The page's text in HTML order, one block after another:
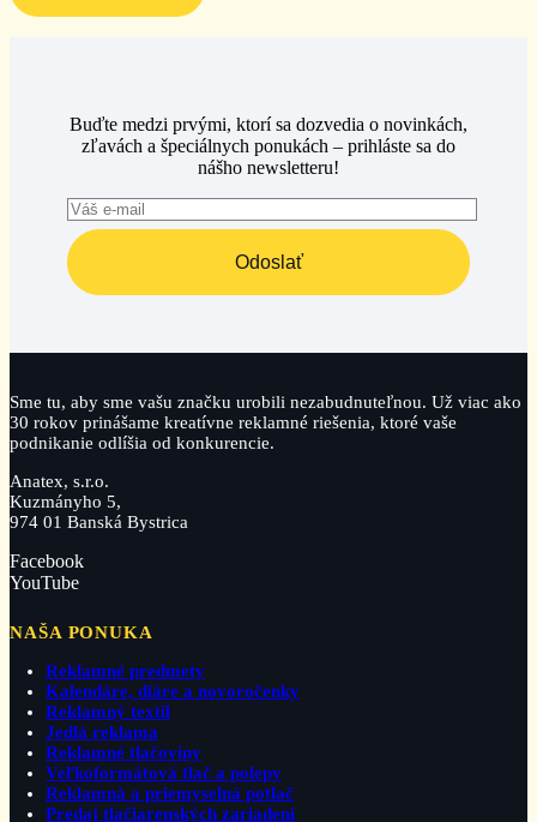
Buďte medzi prvými, ktorí sa dozvedia o novinkách,
zľavách a špeciálnych ponukách – prihláste sa do
nášho newsletteru!
Odoslať
Sme tu, aby sme vašu značku urobili nezabudnuteľnou. Už viac ako
30 rokov prinášame kreatívne reklamné riešenia, ktoré vaše
podnikanie odlíšia od konkurencie.
Anatex, s.r.o.
Kuzmányho 5,
974 01 Banská Bystrica
Facebook
YouTube
NAŠA PONUKA
Reklamné predmety
Kalendáre, diáre a novoročenky
Reklamný textil
Jedlá reklama
Reklamné tlačoviny
Veľkoformátová tlač a polepy
Reklamná a priemyselná potlač
Predaj tlačiarenských zariadení